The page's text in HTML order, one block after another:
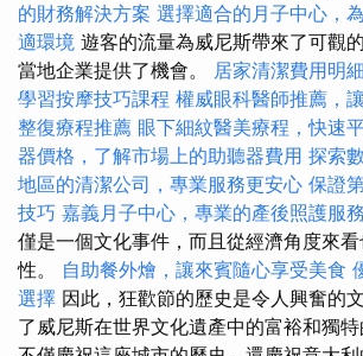
的財務解決方案 選擇適合的月子中心，
適環境 遊客的流量為威尼斯帶來了可觀
當地企業提供了機會。 居家清潔費用明
學習按摩技巧課程 權威眼科醫師推薦，
整復療程推薦 眼下細紋醫美療程，快速
器價格，了解市場上的助聽器費用 探索
地區的清潔公司，專業服務更安心 保證
技巧 嘉義月子中心，專業的產後照護服務
僅是一個文化事件，而且從經濟角度來
性。 自助餐外燴，讓來賓隨心享受美食
選擇 因此，狂歡節的歷史是令人興奮的
了威尼斯在世界文化遺產中的富裕和獨